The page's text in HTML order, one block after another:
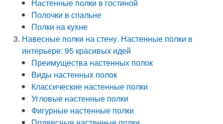
Настенные полки в гостиной
Полочки в спальне
Полки на кухне
Навесные полки на стену. Настенные полки в
интерьере: 95 красивых идей
Преимущества настенных полок
Виды настенных полок
Классические настенные полки
Угловые настенные полки
Фигурные настенные полки